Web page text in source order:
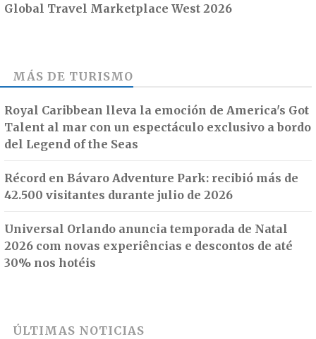
Global Travel Marketplace West 2026
MÁS DE TURISMO
Royal Caribbean lleva la emoción de America's Got
Talent al mar con un espectáculo exclusivo a bordo
del Legend of the Seas
Récord en Bávaro Adventure Park: recibió más de
42.500 visitantes durante julio de 2026
Universal Orlando anuncia temporada de Natal
2026 com novas experiências e descontos de até
30% nos hotéis
ÚLTIMAS NOTICIAS